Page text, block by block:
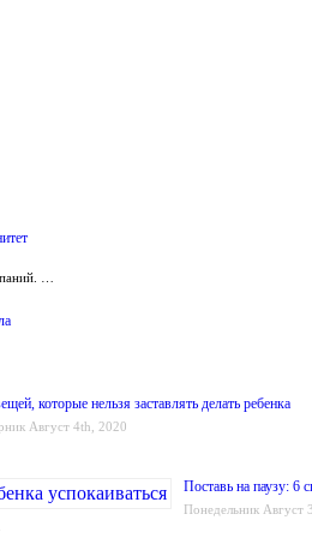
…
которые нельзя заставлять делать ребенка
Август 4th, 2020
Поставь на паузу: 6
Понедельник Август